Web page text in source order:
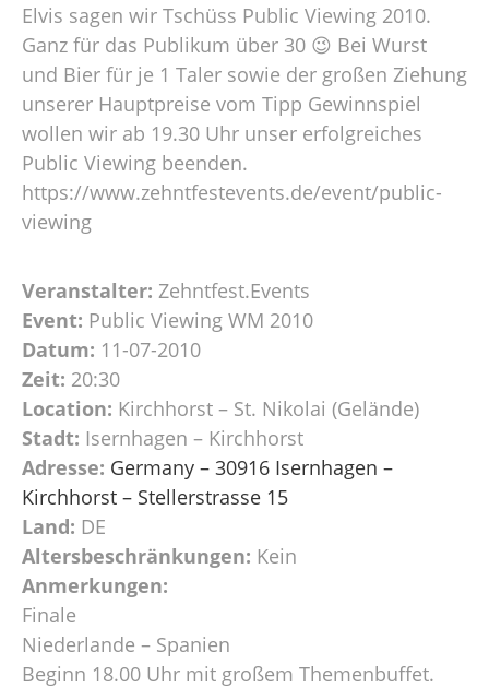
Elvis sagen wir Tschüss Public Viewing 2010.
Ganz für das Publikum über 30 😉 Bei Wurst
und Bier für je 1 Taler sowie der großen Ziehung
unserer Hauptpreise vom Tipp Gewinnspiel
wollen wir ab 19.30 Uhr unser erfolgreiches
Public Viewing beenden.
https://www.zehntfestevents.de/event/public-
viewing
Veranstalter: Zehntfest.Events
Event: Public Viewing WM 2010
Datum: 11-07-2010
Zeit: 20:30
Location: Kirchhorst – St. Nikolai (Gelände)
Stadt: Isernhagen – Kirchhorst
Adresse: Germany – 30916 Isernhagen –
Kirchhorst – Stellerstrasse 15
Land: DE
Altersbeschränkungen: Kein
Anmerkungen:
Finale
Niederlande – Spanien
Beginn 18.00 Uhr mit großem Themenbuffet.